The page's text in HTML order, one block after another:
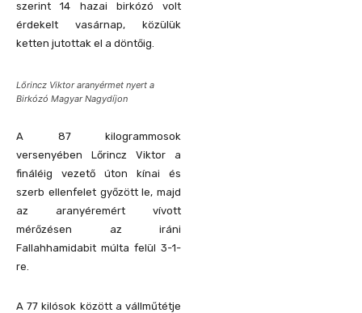
szerint 14 hazai birkózó volt
érdekelt vasárnap, közülük
ketten jutottak el a döntőig.
Lőrincz Viktor aranyérmet nyert a
Birkózó Magyar Nagydíjon
A 87 kilogrammosok
versenyében Lőrincz Viktor a
fináléig vezető úton kínai és
szerb ellenfelet győzött le, majd
az aranyéremért vívott
mérőzésen az iráni
Fallahhamidabit múlta felül 3-1-
re.
A 77 kilósok között a vállműtétje